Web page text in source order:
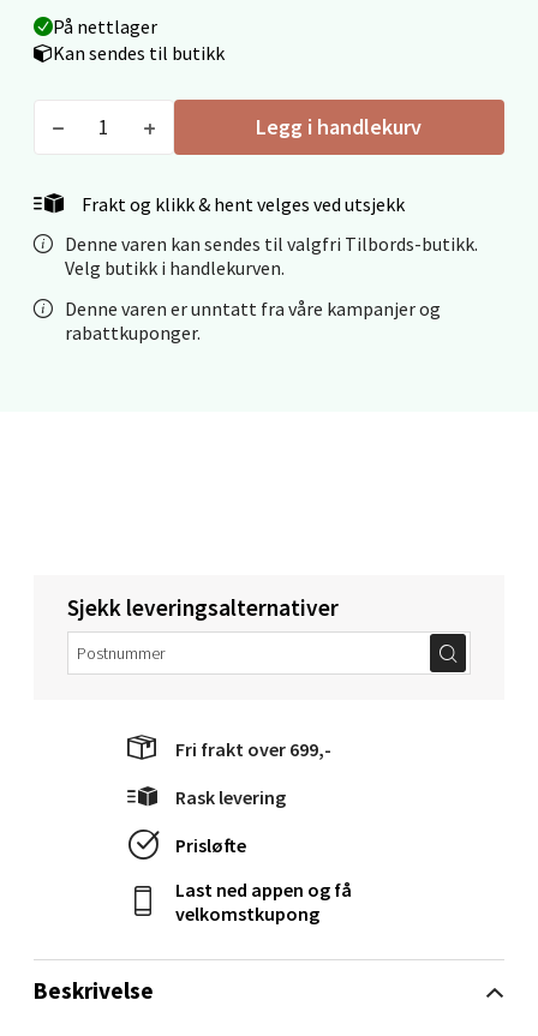
På nettlager
Kan sendes til butikk
Legg i handlekurv
Frakt og klikk & hent velges ved utsjekk
Denne varen kan sendes til valgfri Tilbords-butikk.
Velg butikk i handlekurven.
Denne varen er unntatt fra våre kampanjer og
rabattkuponger.
Beskrivelse
Sjekk leveringsalternativer
Fri frakt over 699,-
Rask levering
Prisløfte
Last ned appen og få
velkomstkupong
Fridtjof Nansensgate 22, 8622 Mo i Rana
Åpent i dag 09-19
Ålesund - Thon Senter Moa
Langelandsvegen 25, 6010 Ålesund
Molde - Moldetorget
Torget 1, 6413 Molde
Åpent i dag 10-20
Narvik - Thon Senter Malmporten
Åpent i dag 10-20